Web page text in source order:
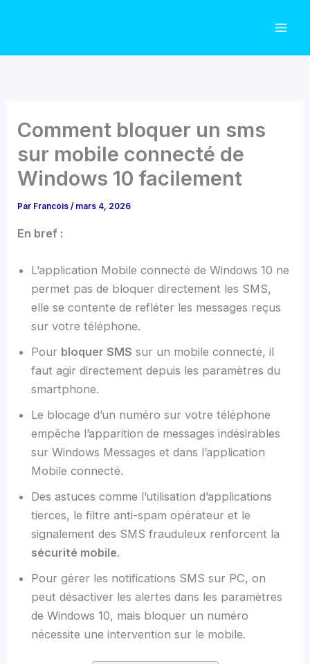
Comment bloquer un sms
sur mobile connecté de
Windows 10 facilement
Par Francois/ mars 4, 2026
En bref :
L’application Mobile connecté de Windows 10 ne
permet pas de bloquer directement les SMS,
elle se contente de refléter les messages reçus
sur votre téléphone.
Pour bloquer SMS sur un mobile connecté, il
faut agir directement depuis les paramètres du
smartphone.
Le blocage d’un numéro sur votre téléphone
empêche l’apparition de messages indésirables
sur Windows Messages et dans l’application
Mobile connecté.
Des astuces comme l’utilisation d’applications
tierces, le filtre anti-spam opérateur et le
signalement des SMS frauduleux renforcent la
sécurité mobile.
Pour gérer les notifications SMS sur PC, on
peut désactiver les alertes dans les paramètres
de Windows 10, mais bloquer un numéro
nécessite une intervention sur le mobile.